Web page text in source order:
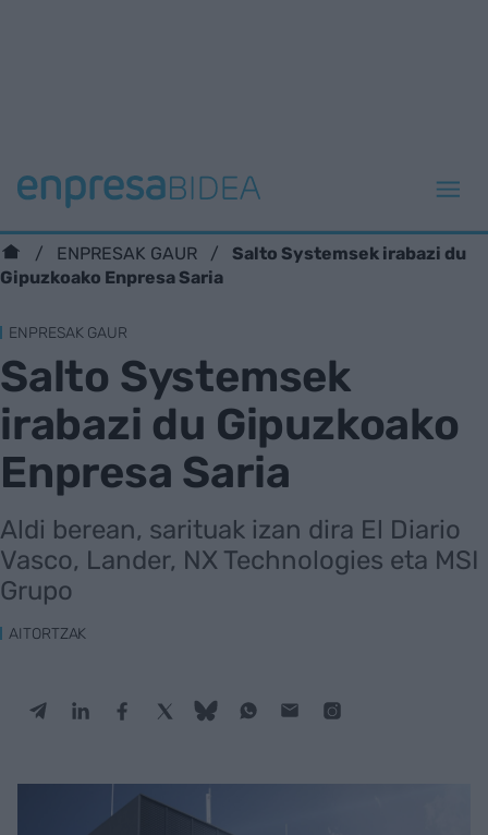
ENPRESAK GAUR
Salto Systemsek irabazi du
Gipuzkoako Enpresa Saria
ENPRESAK GAUR
Salto Systemsek
irabazi du Gipuzkoako
Enpresa Saria
Aldi berean, sarituak izan dira El Diario
Vasco, Lander, NX Technologies eta MSI
Grupo
AITORTZAK